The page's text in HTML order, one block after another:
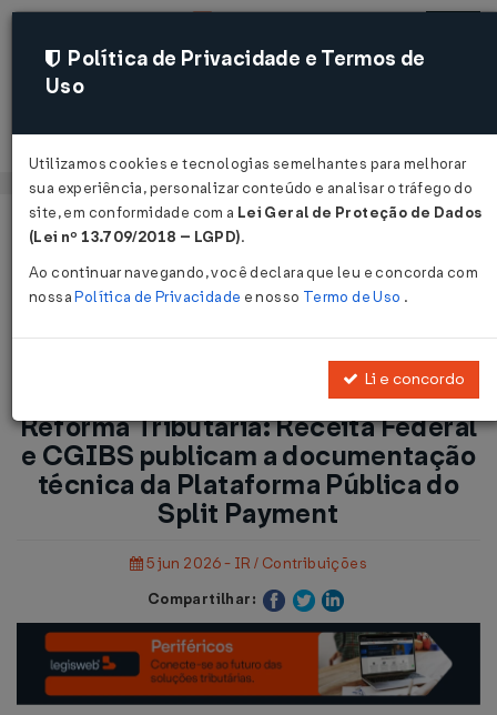
Acessar
Página Inicial
Notícias
documentação técnica da Plataforma Pública do Split
Payment...
Voltar
Reforma Tributária: Receita Federal
e CGIBS publicam a documentação
técnica da Plataforma Pública do
Split Payment
5 jun 2026 - IR / Contribuições
Compartilhar:
Política de Privacidade e Termos de
Uso
Utilizamos cookies e tecnologias semelhantes para melhorar
sua experiência, personalizar conteúdo e analisar o tráfego do
site, em conformidade com a Lei Geral de Proteção de Dados
(Lei nº 13.709/2018 – LGPD).
Ao continuar navegando, você declara que leu e concorda com
nossaPolítica de Privacidade e nosso Termo de Uso .
Li e concordo